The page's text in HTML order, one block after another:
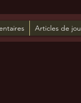
Articles de